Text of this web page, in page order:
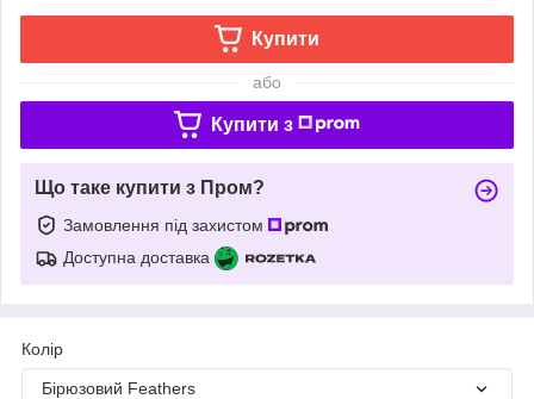
Купити
або
Купити з
Що таке купити з Пром?
Замовлення під захистом
Доступна доставка
Колір
Бірюзовий Feathers